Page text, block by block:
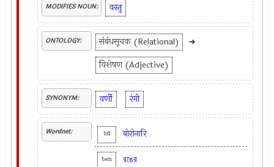
MODIFIES NOUN: वस्तु
ONTOLOGY: संबंधसूचक (Relational)
➜
विशेषण (Adjective)
SYNONYM: वर्णी रंगी
Wordnet: bd बोरोनारि
ben রঙের